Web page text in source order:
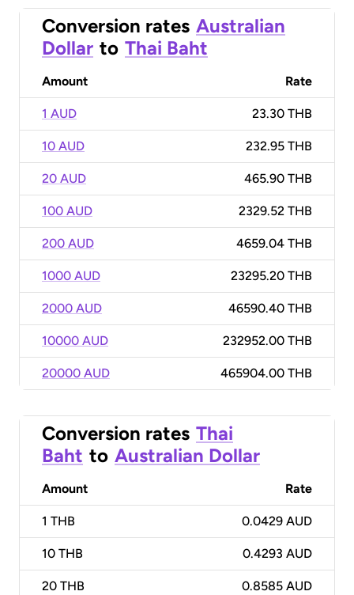
Conversion rates Australian
Dollar to Thai Baht
Amount Rate
1 AUD 23.30 THB
10 AUD 232.95 THB
20 AUD 465.90 THB
100 AUD 2329.52 THB
200 AUD 4659.04 THB
1000 AUD 23295.20 THB
2000 AUD 46590.40 THB
10000 AUD 232952.00 THB
20000 AUD 465904.00 THB
Conversion rates Thai
Baht to Australian Dollar
Amount Rate
1 THB 0.0429 AUD
10 THB 0.4293 AUD
20 THB 0.8585 AUD